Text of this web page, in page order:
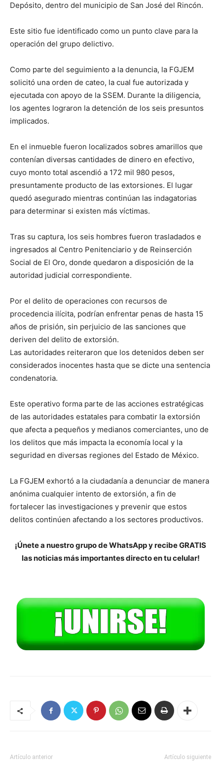
Depósito, dentro del municipio de San José del Rincón.
Este sitio fue identificado como un punto clave para la
operación del grupo delictivo.
Como parte del seguimiento a la denuncia, la FGJEM
solicitó una orden de cateo, la cual fue autorizada y
ejecutada con apoyo de la SSEM. Durante la diligencia,
los agentes lograron la detención de los seis presuntos
implicados.
En el inmueble fueron localizados sobres amarillos que
contenían diversas cantidades de dinero en efectivo,
cuyo monto total ascendió a 172 mil 980 pesos,
presuntamente producto de las extorsiones. El lugar
quedó asegurado mientras continúan las indagatorias
para determinar si existen más víctimas.
Tras su captura, los seis hombres fueron trasladados e
ingresados al Centro Penitenciario y de Reinserción
Social de El Oro, donde quedaron a disposición de la
autoridad judicial correspondiente.
Por el delito de operaciones con recursos de
procedencia ilícita, podrían enfrentar penas de hasta 15
años de prisión, sin perjuicio de las sanciones que
deriven del delito de extorsión.
Las autoridades reiteraron que los detenidos deben ser
considerados inocentes hasta que se dicte una sentencia
condenatoria.
Este operativo forma parte de las acciones estratégicas
de las autoridades estatales para combatir la extorsión
que afecta a pequeños y medianos comerciantes, uno de
los delitos que más impacta la economía local y la
seguridad en diversas regiones del Estado de México.
La FGJEM exhortó a la ciudadanía a denunciar de manera
anónima cualquier intento de extorsión, a fin de
fortalecer las investigaciones y prevenir que estos
delitos continúen afectando a los sectores productivos.
¡Únete a nuestro grupo de WhatsApp y recibe GRATIS
las noticias más importantes directo en tu celular!
Artículo anterior Artículo siguiente